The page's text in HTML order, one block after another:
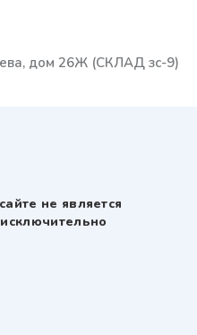
дом 26Ж (СКЛАД зс-9)
не является